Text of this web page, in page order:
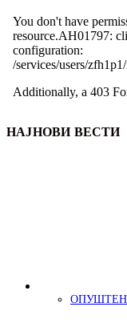
НАЈНОВИ ВЕСТИ